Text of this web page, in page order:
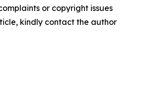
or copyright issues
kindly contact the author